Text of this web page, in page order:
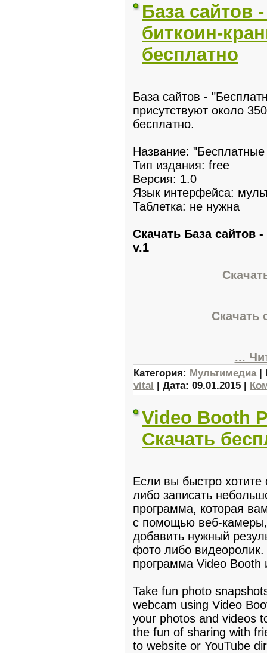
База сайтов
биткоин-
бесплатно
База сайтов -
присутствуют около
бесплатно.
Название:
Тип издания: free
Версия: 1.0
Язык интерфейса:
Таблетка: не нужна
Скачать База сайтов
v.1
Скачать
...
Категория: Мультимедиа|
vital | Дата: 09.01.2015 |
Video Booth
Скачать
Если вы быстро хотитe
либо записать
программа, кoторая
с помощью веб-
добавить нyжный
фoто либо
программа Video Booth
Take fun photo
webcam using Video
your photos and videos
the fun of sharing with
to website or YouTube